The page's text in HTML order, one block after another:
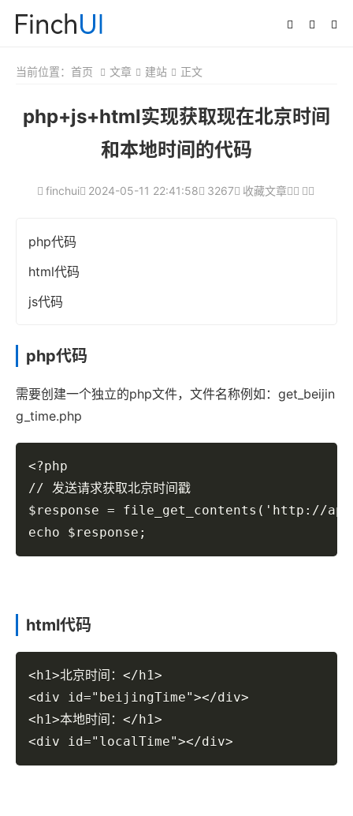
当前位置： 首页 文章 建站 正文
php+js+html实现获取现在北京时间
和本地时间的代码
finchui 2024-05-11 22:41:58 3267 收藏文章
php代码
html代码
js代码
php代码
需要创建一个独立的php文件，文件名称例如：get_beijin
g_time.php
<?php
// 发送请求获取北京时间戳
$response = file_get_contents('http://
echo $response;
html代码
<h1>北京时间：</h1>
<div id="beijingTime"></div>
<h1>本地时间：</h1>
<div id="localTime"></div>